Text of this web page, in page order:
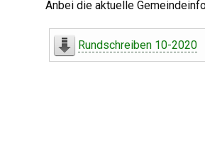
Anbei die aktuelle
Rundschreiben 10-2020